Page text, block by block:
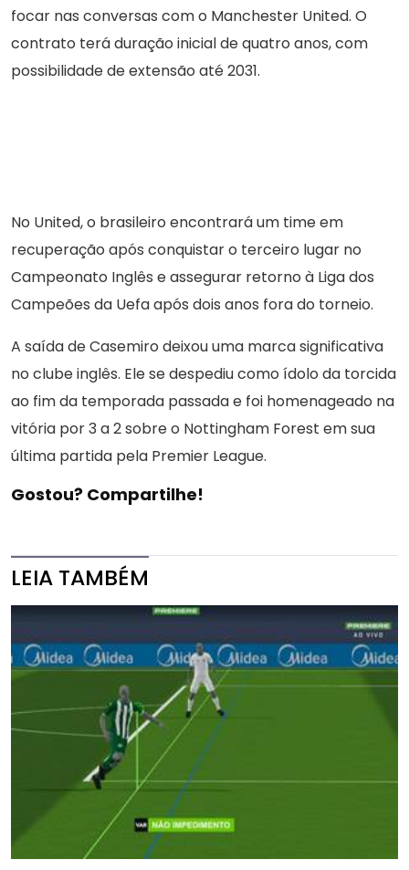
focar nas conversas com o Manchester United. O
contrato terá duração inicial de quatro anos, com
possibilidade de extensão até 2031.
No United, o brasileiro encontrará um time em
recuperação após conquistar o terceiro lugar no
Campeonato Inglês e assegurar retorno à Liga dos
Campeões da Uefa após dois anos fora do torneio.
A saída de Casemiro deixou uma marca significativa
no clube inglês. Ele se despediu como ídolo da torcida
ao fim da temporada passada e foi homenageado na
vitória por 3 a 2 sobre o Nottingham Forest em sua
última partida pela Premier League.
Gostou? Compartilhe!
LEIA TAMBÉM